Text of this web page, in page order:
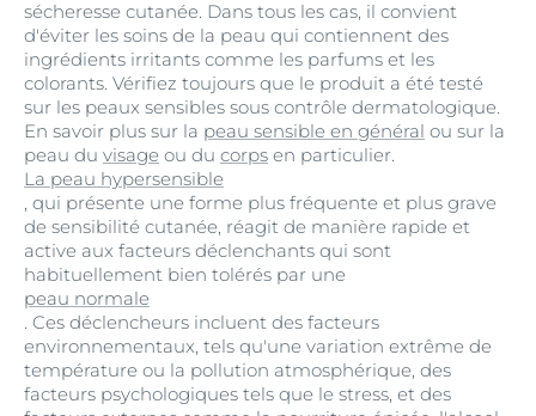
sécheresse cutanée. Dans tous les cas, il convient
d'éviter les soins de la peau qui contiennent des
ingrédients irritants comme les parfums et les
colorants. Vérifiez toujours que le produit a été testé
sur les peaux sensibles sous contrôle dermatologique.
En savoir plus sur la peau sensible en général ou sur la
peau du visage ou du corps en particulier.
La peau hypersensible
, qui présente une forme plus fréquente et plus grave
de sensibilité cutanée, réagit de manière rapide et
active aux facteurs déclenchants qui sont
habituellement bien tolérés par une
peau normale
. Ces déclencheurs incluent des facteurs
environnementaux, tels qu'une variation extrême de
température ou la pollution atmosphérique, des
facteurs psychologiques tels que le stress, et des